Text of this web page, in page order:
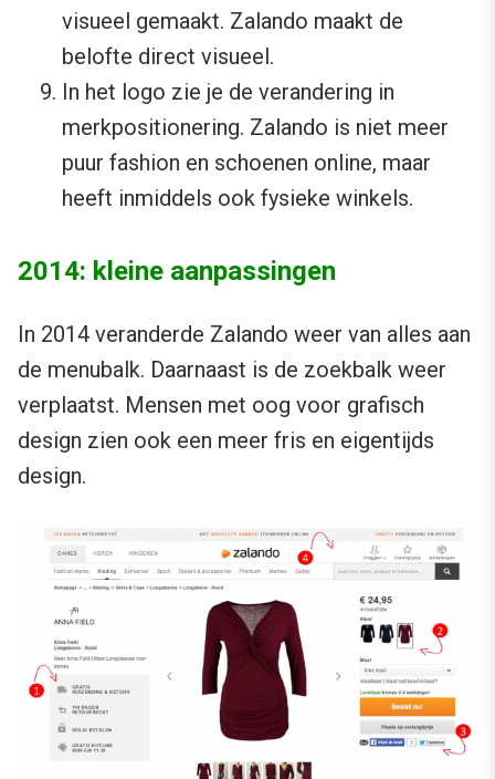
visueel gemaakt. Zalando maakt de
belofte direct visueel.
In het logo zie je de verandering in
merkpositionering. Zalando is niet meer
puur fashion en schoenen online, maar
heeft inmiddels ook fysieke winkels.
2014: kleine aanpassingen
In 2014 veranderde Zalando weer van alles aan
de menubalk. Daarnaast is de zoekbalk weer
verplaatst. Mensen met oog voor grafisch
design zien ook een meer fris en eigentijds
design.